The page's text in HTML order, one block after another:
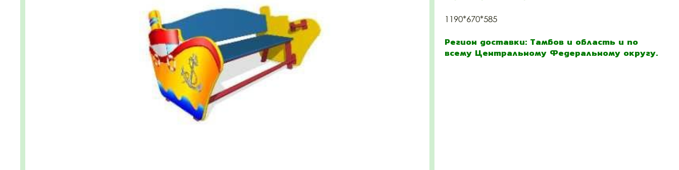
1190*670*585
Регион доставки: Тамбов и область и по
всему Центральному Федеральному округу.